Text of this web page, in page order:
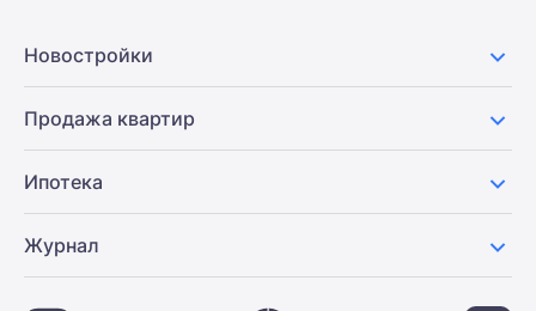
Новостройки
Продажа квартир
Ипотека
Журнал